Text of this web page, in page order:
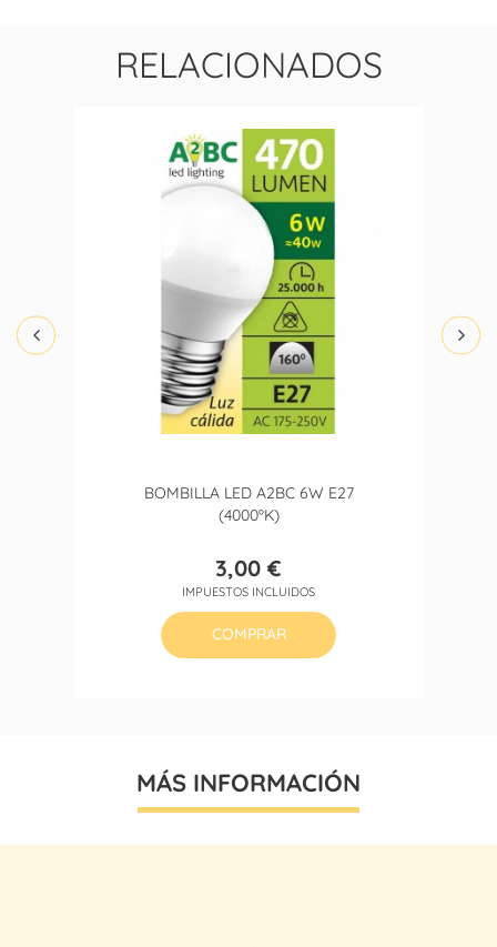
RELACIONADOS
BOMBILLA LED A2BC 6W E27
(4000ºK)
Precio
3,00 €
IMPUESTOS INCLUIDOS
COMPRAR
MÁS INFORMACIÓN